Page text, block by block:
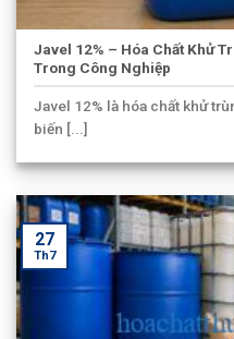
Javel 12% – Hóa Chất Khử
Trong Công Nghiệp
Javel 12% là hóa chất khử
biến [...]
27
Th7